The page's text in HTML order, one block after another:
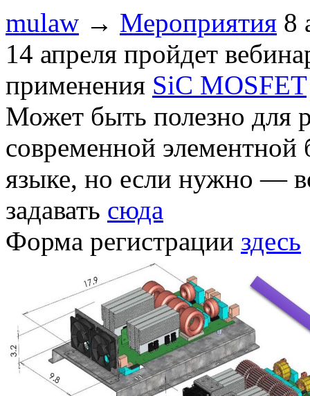
mulaw → Мероприятия 8
14 апреля пройдет
применения SiC MOSFET
Может быть полезно для
современной элементной
языке, но если нужно —
задавать сюда
Форма регистрации здесь